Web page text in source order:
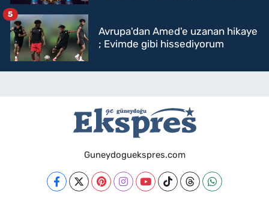
Avrupa'dan Amed'e uzanan hikaye
; Evimde gibi hissediyorum
5
Guneydoguekspres.com